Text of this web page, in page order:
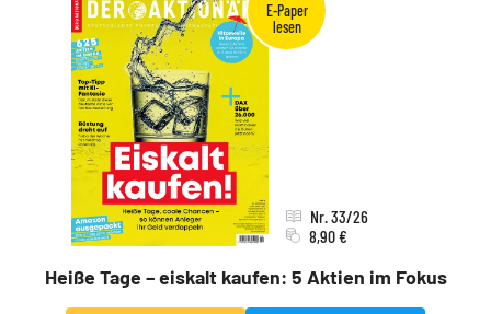
Heiße Tage – eiskalt kaufen: 5 Aktien im Fokus
Nr. 33/26
8,90 €